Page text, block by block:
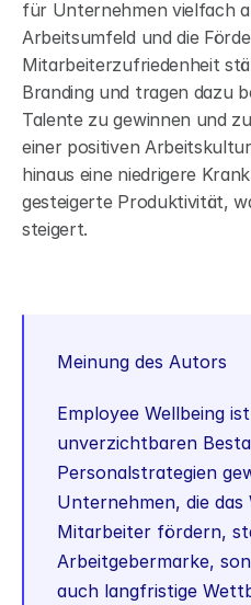
für Unternehmen vielfach
Arbeitsumfeld und die
Mitarbeiterzufriedenheit
Branding und tragen dazu
Talente zu gewinnen und
einer positiven
hinaus eine niedrigere
gesteigerte Produktivität,
steigert.
Meinung des Autors
Employee Wellbeing
unverzichtbaren
Personalstrategien
Unternehmen, die
Mitarbeiter fördern,
Arbeitgebermarke,
auch langfristige